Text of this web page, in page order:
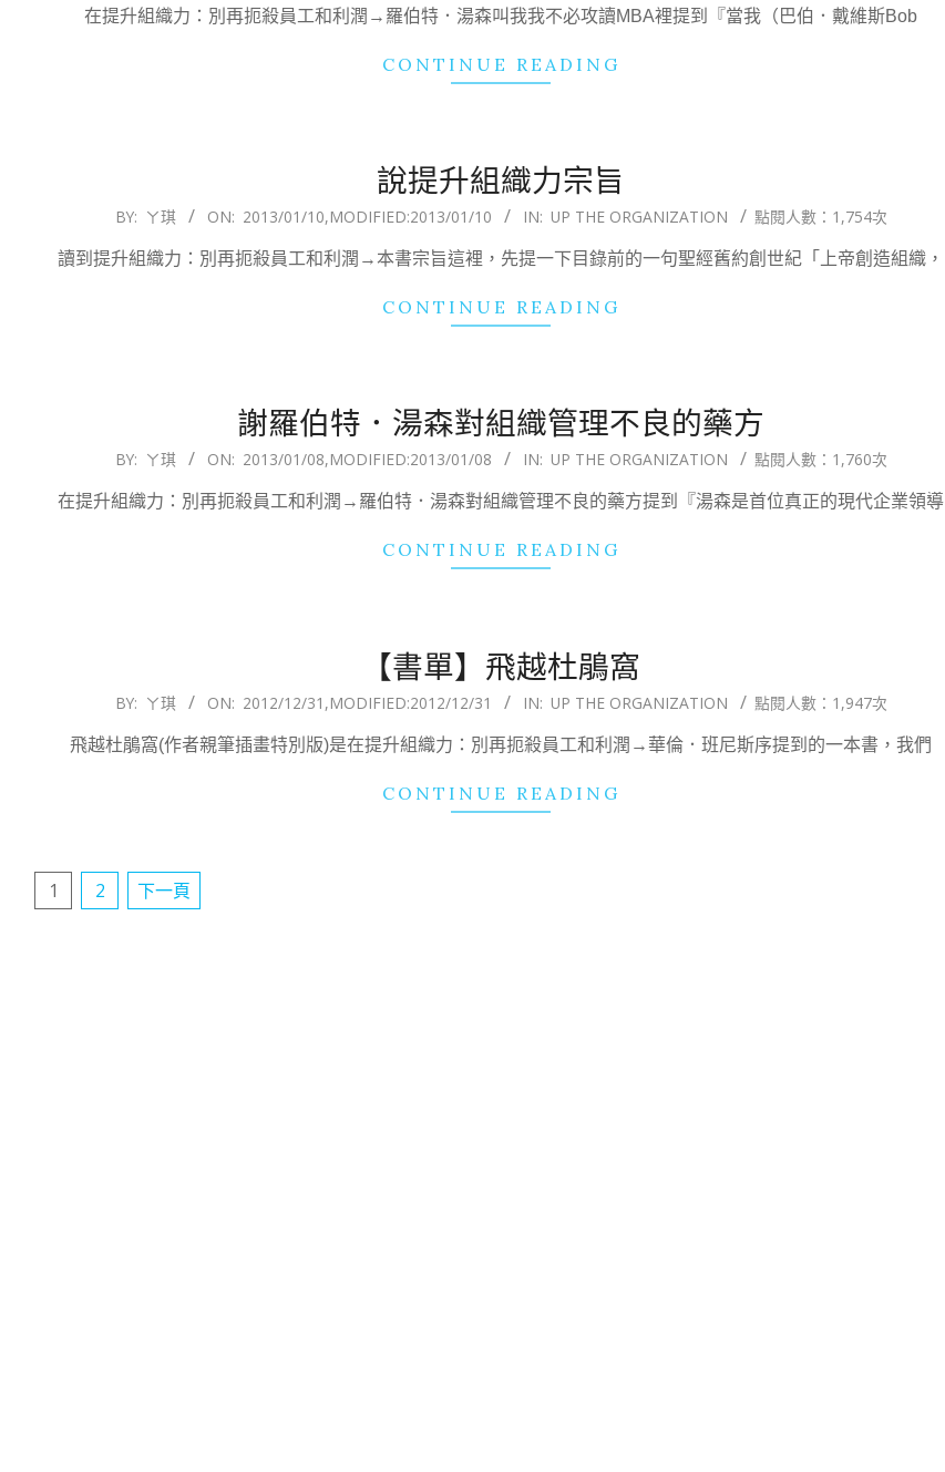
在提升組織力：別再扼殺員工和利潤→羅伯特．湯森叫我我不必攻讀MBA裡提到『當我（巴伯．戴維斯Bob
CONTINUE READING
說提升組織力宗旨
10
BY: ㄚ琪 ON: 2013/01/10,MODIFIED:2013/01/10 IN: UP THE ORGANIZATION 點閱人數：1,754次
讀到提升組織力：別再扼殺員工和利潤→本書宗旨這裡，先提一下目錄前的一句聖經舊約創世紀「上帝創造組織，
CONTINUE READING
謝羅伯特．湯森對組織管理不良的藥方
08
BY: ㄚ琪 ON: 2013/01/08,MODIFIED:2013/01/08 IN: UP THE ORGANIZATION 點閱人數：1,760次
在提升組織力：別再扼殺員工和利潤→羅伯特．湯森對組織管理不良的藥方提到『湯森是首位真正的現代企業領導
CONTINUE READING
【書單】飛越杜鵑窩
BY: ㄚ琪 ON: 2012/12/31 ,MODIFIED:2012/12/31 IN: UP THE ORGANIZATION 點閱人數：1,947次
飛越杜鵑窩(作者親筆插畫特別版)是在提升組織力：別再扼殺員工和利潤→華倫．班尼斯序提到的一本書，我們
CONTINUE READING
文1 2 下一頁